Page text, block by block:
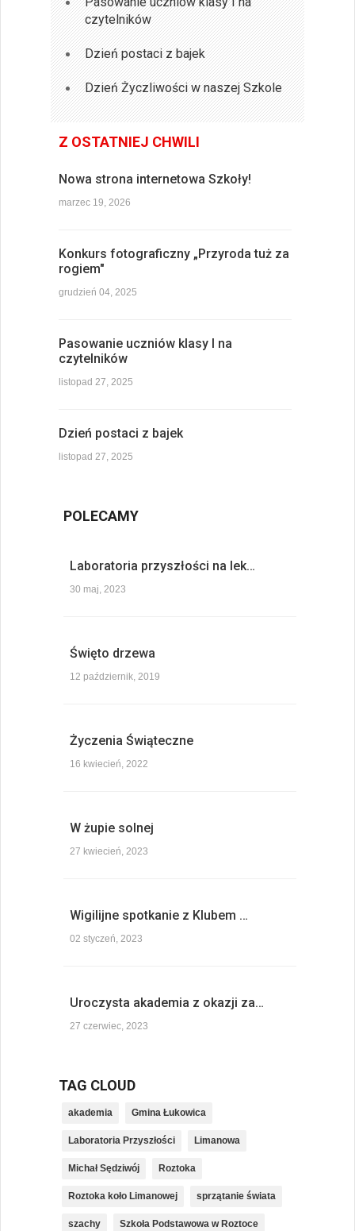
czytelników
Dzień postaci z bajek
Dzień Życzliwości w naszej Szkole
Z OSTATNIEJ CHWILI
Nowa strona internetowa Szkoły!
marzec 19, 2026
Konkurs fotograficzny „Przyroda tuż za
rogiem"
grudzień 04, 2025
Pasowanie uczniów klasy I na
czytelników
listopad 27, 2025
Dzień postaci z bajek
listopad 27, 2025
POLECAMY
Laboratoria przyszłości na lek…
30 maj, 2023
Święto drzewa
12 październik, 2019
Życzenia Świąteczne
16 kwiecień, 2022
W żupie solnej
27 kwiecień, 2023
Wigilijne spotkanie z Klubem …
02 styczeń, 2023
Uroczysta akademia z okazji za…
27 czerwiec, 2023
TAG CLOUD
akademia Gmina Łukowica
Laboratoria Przyszłości Limanowa
Michał Sędziwój Roztoka
Roztoka koło Limanowej sprzątanie świata
szachy Szkoła Podstawowa w Roztoce